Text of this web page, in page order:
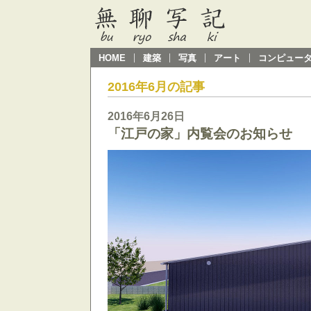
HOME 建築 写真 アート コンピュー
2016年6月の記事
2016年6月26日
「江戸の家」内覧会のお知らせ